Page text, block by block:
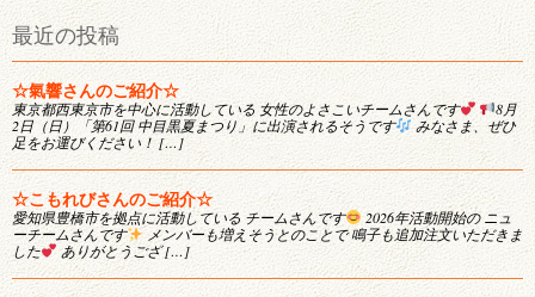
最近の投稿
☆氣響さんのご紹介☆
東京都西東京市を中心に活動している 女性のよさこいチームさんです
8月
2日（日）「第61回 中目黒夏まつり」に出演されるそうです
みなさま、ぜひ
足をお運びください！ […]
☆こもれびさんのご紹介☆
愛知県豊橋市を拠点に活動している チームさんです
2026年活動開始の ニュ
ーチームさんです
メンバーも増えそうとのことで 鳴子も追加注文いただきま
した
ありがとうござ […]